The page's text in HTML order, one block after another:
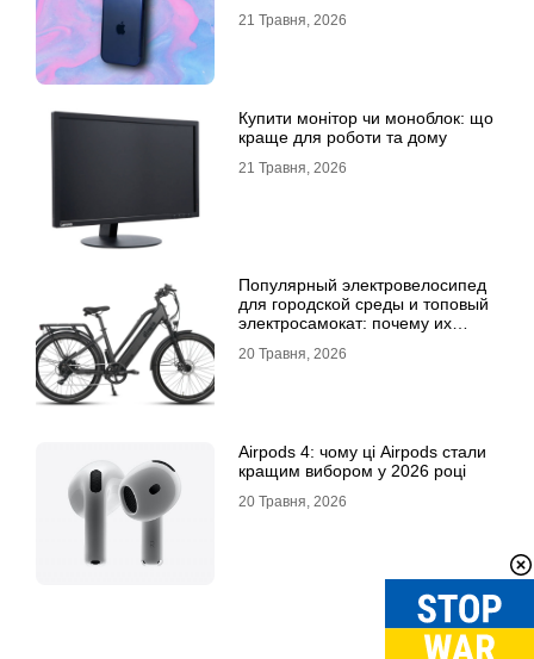
21 Травня, 2026
Купити монітор чи моноблок: що
краще для роботи та дому
21 Травня, 2026
Популярный электровелосипед
для городской среды и топовый
электросамокат: почему их
20 Травня, 2026
Airpods 4: чому ці Airpods стали
кращим вибором у 2026 році
20 Травня, 2026